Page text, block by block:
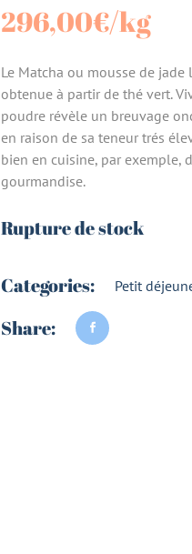
296,00€/kg
Le Matcha ou mousse de
obtenue à partir de thé vert.
poudre révèle un breuvage
en raison de sa teneur trés
bien en cuisine, par exemple,
gourmandise.
Rupture de stock
Categories: Petit
Share: